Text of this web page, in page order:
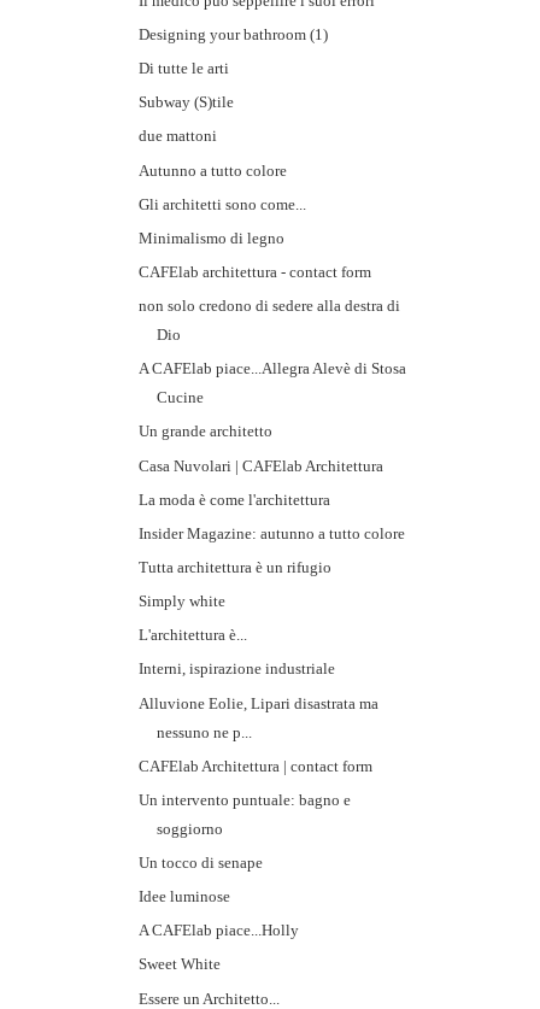
Designing your bathroom (1)
Di tutte le arti
Subway (S)tile
due mattoni
Autunno a tutto colore
Gli architetti sono come...
Minimalismo di legno
CAFElab architettura - contact form
non solo credono di sedere alla destra di
Dio
A CAFElab piace...Allegra Alevè di Stosa
Cucine
Un grande architetto
Casa Nuvolari | CAFElab Architettura
La moda è come l'architettura
Insider Magazine: autunno a tutto colore
Tutta architettura è un rifugio
Simply white
L'architettura è...
Interni, ispirazione industriale
Alluvione Eolie, Lipari disastrata ma
nessuno ne p...
CAFElab Architettura | contact form
Un intervento puntuale: bagno e
soggiorno
Un tocco di senape
Idee luminose
A CAFElab piace...Holly
Sweet White
Essere un Architetto...